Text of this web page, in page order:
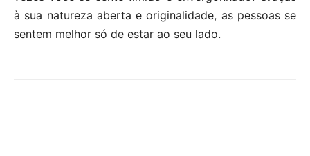
à sua natureza aberta e originalidade, as pessoas se
sentem melhor só de estar ao seu lado.